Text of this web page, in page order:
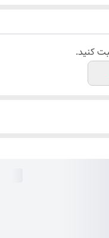
کنید.